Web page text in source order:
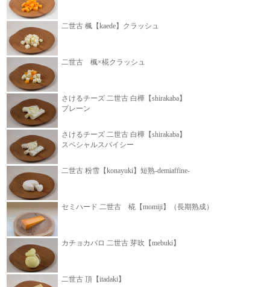
二世古 楓【kaede】クラッシュ
二世古 楓×椛クラッシュ
さけるチーズ 二世古 白樺【shirakaba】
プレーン
さけるチーズ 二世古 白樺【shirakaba】
スペシャルスパイシー
二世古 粉雪【konayuki】短熟-demiaffine-
セミハード 二世古 椛【momiji】（長期熟成）
カチョカバロ 二世古 芽吹【mebuki】
二世古 頂【itadaki】